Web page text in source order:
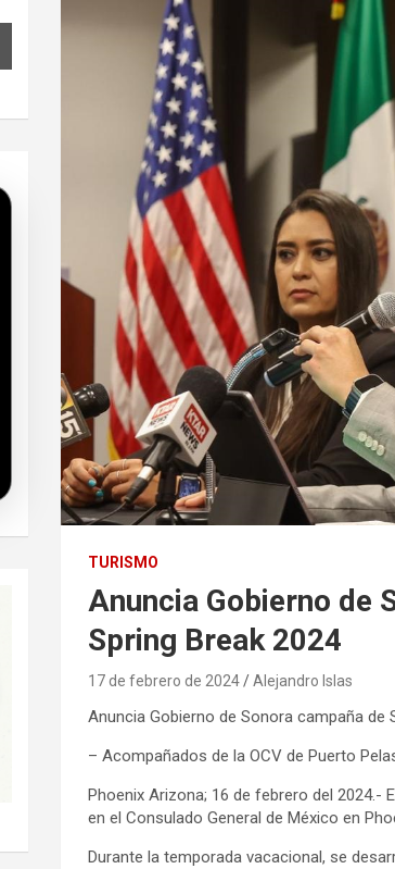
TURISMO
Anuncia Gobierno de
Spring Break 2024
17 de febrero de 2024 Alejandro Islas
Anuncia Gobierno de Sonora campaña de
– Acompañados de la OCV de Puerto
Phoenix Arizona; 16 de febrero del 2024.-
en el Consulado General de México en
Durante la temporada vacacional, se